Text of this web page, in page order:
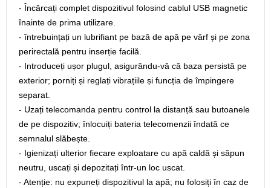
- Încărcați complet dispozitivul folosind cablul USB magnetic
înainte de prima utilizare.
- întrebuințați un lubrifiant pe bază de apă pe vârf și pe zona
perirectală pentru inserție facilă.
- Introduceți ușor plugul, asigurându-vă că baza persistă pe
exterior; porniți și reglați vibrațiile și funcția de împingere
separat.
- Uzați telecomanda pentru control la distanță sau butoanele
de pe dispozitiv; înlocuiți bateria telecomenzii îndată ce
semnalul slăbește.
- Igienizați ulterior fiecare exploatare cu apă caldă și săpun
neutru, uscați și depozitați într-un loc uscat.
- Atenție: nu expuneți dispozitivul la apă; nu folosiți în caz de